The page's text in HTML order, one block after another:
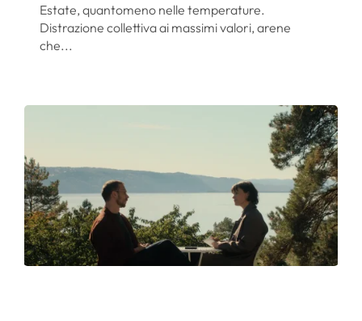
Estate, quantomeno nelle temperature.
Distrazione collettiva ai massimi valori, arene
che...